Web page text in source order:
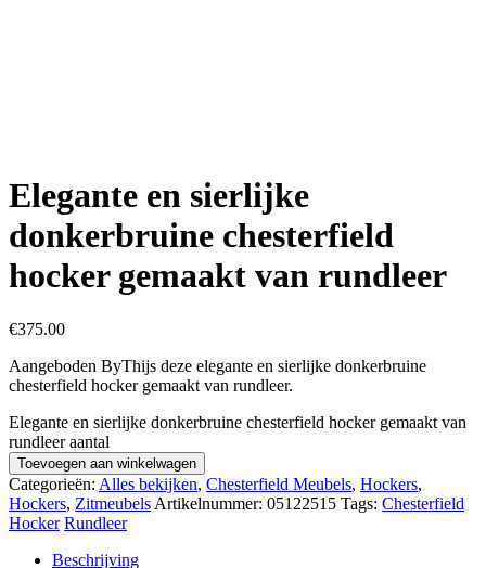
Elegante en sierlijke
donkerbruine chesterfield
hocker gemaakt van rundleer
€375.00
Aangeboden ByThijs deze elegante en sierlijke donkerbruine
chesterfield hocker gemaakt van rundleer.
Elegante en sierlijke donkerbruine chesterfield hocker gemaakt van
rundleer aantal
Toevoegen aan winkelwagen
Categorieën: Alles bekijken, Chesterfield Meubels, Hockers,
Hockers, Zitmeubels Artikelnummer: 05122515 Tags: Chesterfield
Hocker Rundleer
Beschrijving